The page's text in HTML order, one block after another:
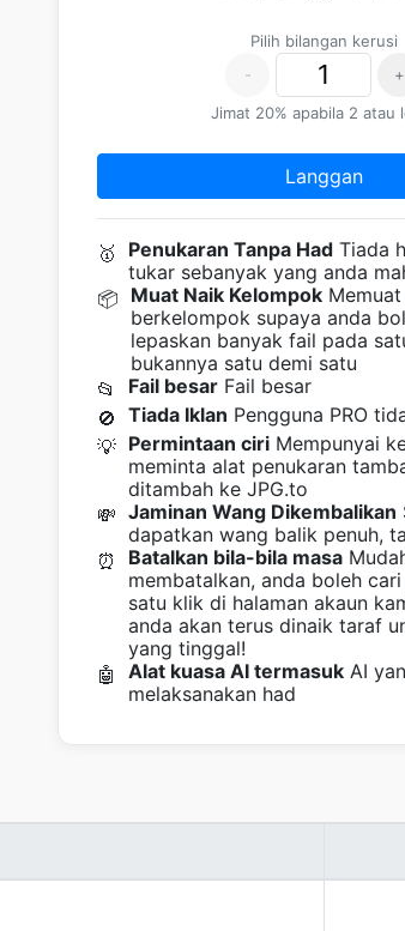
Pilih bilangan kerusi
-
+
Jimat 20% apabila 2 atau
Langgan
🥇 Penukaran Tanpa HadTiada
tukar sebanyak yang anda
📦 Muat Naik KelompokMemuat
berkelompok supaya anda
lepaskan banyak fail pada
bukannya satu demi satu
📂
Fail besarFail besar
🚫 Tiada Iklan Pengguna PRO
💡 Permintaan ciriMempunyai
meminta alat penukaran
ditambah ke JPG.to
💸 Jaminan Wang Dikembalikan
dapatkan wang balik penuh,
⏰
Batalkan bila-bila masa
membatalkan, anda boleh
satu klik di halaman akaun
anda akan terus dinaik taraf
yang tinggal!
🤖
Alat kuasa AI termasukAI
melaksanakan had